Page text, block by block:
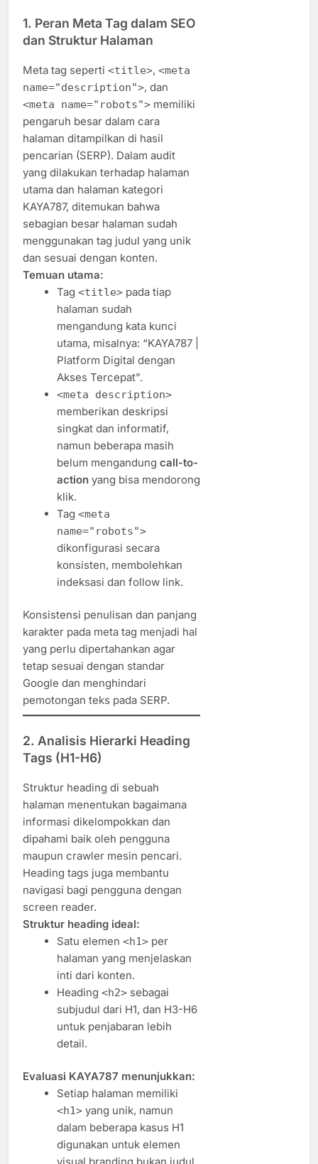
1. Peran Meta Tag dalam SEO
dan Struktur Halaman
Meta tag seperti <title>, <meta
name="description">, dan
<meta name="robots"> memiliki
pengaruh besar dalam cara
halaman ditampilkan di hasil
pencarian (SERP). Dalam audit
yang dilakukan terhadap halaman
utama dan halaman kategori
KAYA787, ditemukan bahwa
sebagian besar halaman sudah
menggunakan tag judul yang unik
dan sesuai dengan konten.
Temuan utama:
Tag <title>pada tiap
halaman sudah
mengandung kata kunci
utama, misalnya: “KAYA787 |
Platform Digital dengan
Akses Tercepat”.
<meta description>
memberikan deskripsi
singkat dan informatif,
namun beberapa masih
belum mengandung call-to-
actionyang bisa mendorong
klik.
Tag <meta
name="robots">
dikonfigurasi secara
konsisten, membolehkan
indeksasi dan follow link.
Konsistensi penulisan dan panjang
karakter pada meta tag menjadi hal
yang perlu dipertahankan agar
tetap sesuai dengan standar
Google dan menghindari
pemotongan teks pada SERP.
2. Analisis Hierarki Heading
Tags (H1-H6)
Struktur heading di sebuah
halaman menentukan bagaimana
informasi dikelompokkan dan
dipahami baik oleh pengguna
maupun crawler mesin pencari.
Heading tags juga membantu
navigasi bagi pengguna dengan
screen reader.
Struktur heading ideal:
Satu elemen <h1>per
halaman yang menjelaskan
inti dari konten.
Heading <h2>sebagai
subjudul dari H1, dan H3-H6
untuk penjabaran lebih
detail.
Evaluasi KAYA787 menunjukkan:
Setiap halaman memiliki
<h1>yang unik, namun
dalam beberapa kasus H1
digunakan untuk elemen